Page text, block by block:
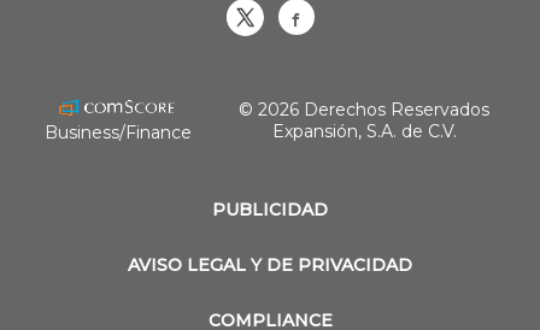
PUBLICIDAD
AVISO LEGAL Y DE PRIVACIDAD
COMPLIANCE
Business/Finance
© 2026 Derechos Reservados
Expansión, S.A. de C.V.